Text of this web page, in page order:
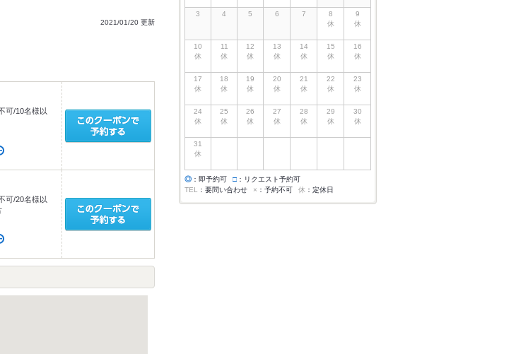
2021/01/20 更新
可/10名様以
可/20名様以
3 4 5 6 7
8
休
9
休
10
休
11
休
12
休
13
休
14
休
15
休
16
休
17
休
18
休
19
休
20
休
21
休
22
休
23
休
24
休
25
休
26
休
27
休
28
休
29
休
30
休
31
休
◎ ：即予約可 □ ：リクエスト予約可
TEL
：要問い合わせ × ：予約不可 休 ：定休日